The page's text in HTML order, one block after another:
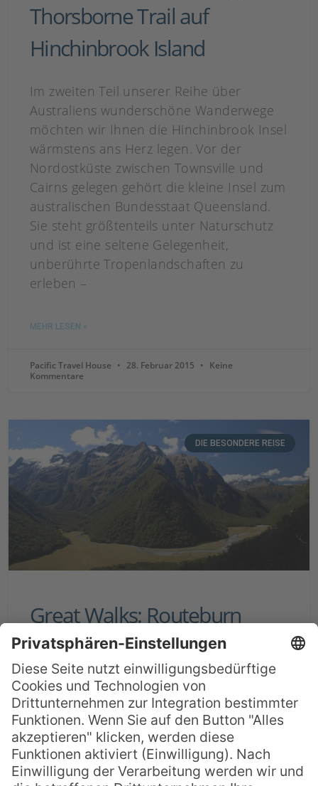
Thorsborne Trail auf
Hinchinbrook Island
Im zweiten Teil unserer Reihe über
Australiens wunderschöne Wanderwege
möchten wir Ihnen die Hinchinbrook Insel
wärmstens ans Herz legen. Vor der
Nordostküste zwischen Townsville und
Cairns gelegen gehört die kleine Insel zum
australischen Bundesstaat Queensland.
Sie steht größtenteils unter Naturschutz
und ist eine seltene Gelegenheit,
unberührte Tropenlandschaften zu
erleben –
MEHR LESEN »
Pacific Travel House 28. Februar 2015
Keine
Kommentare
DIE BESONDERE REISE
Great Walks: Routeburn
Track
Wie kaum ein anderes Land der Welt
eignet sich Neuseeland mit seiner reichen,
einzigartigen Vegetation, seiner
abwechslungsreichen Geografie und
seiner vielfach nur spärlichen Besiedelung